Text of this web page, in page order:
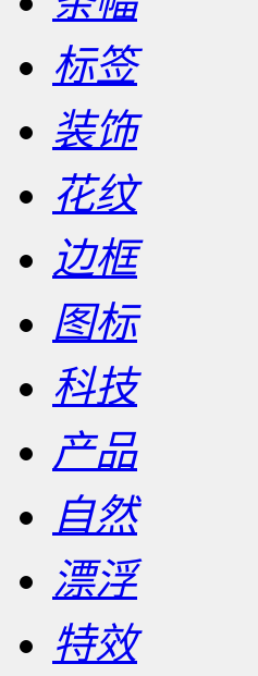
标签
装饰
花纹
边框
图标
科技
产品
自然
漂浮
特效